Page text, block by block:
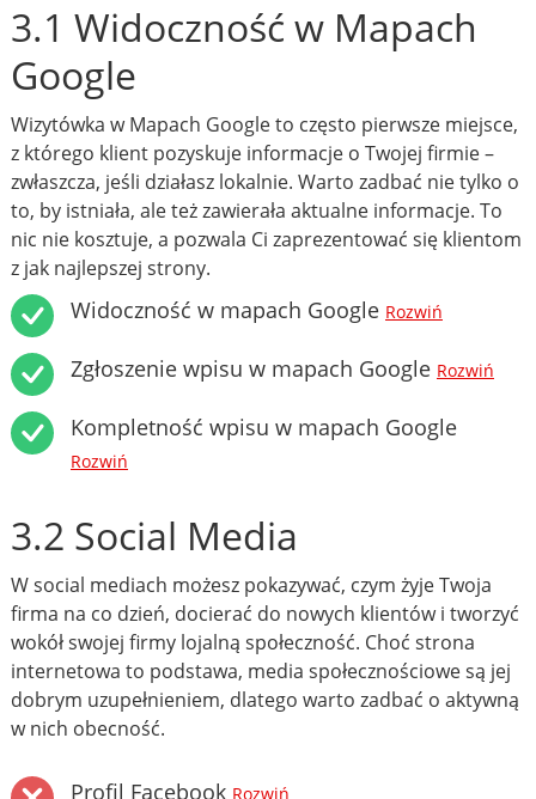
3.1 Widoczność w Mapach
Google
Wizytówka w Mapach Google to często pierwsze miejsce,
z którego klient pozyskuje informacje o Twojej firmie –
zwłaszcza, jeśli działasz lokalnie. Warto zadbać nie tylko o
to, by istniała, ale też zawierała aktualne informacje. To
nic nie kosztuje, a pozwala Ci zaprezentować się klientom
z jak najlepszej strony.
Widoczność w mapach Google Rozwiń
Zgłoszenie wpisu w mapach Google Rozwiń
Kompletność wpisu w mapach Google
Rozwiń
3.2 Social Media
W social mediach możesz pokazywać, czym żyje Twoja
firma na co dzień, docierać do nowych klientów i tworzyć
wokół swojej firmy lojalną społeczność. Choć strona
internetowa to podstawa, media społecznościowe są jej
dobrym uzupełnieniem, dlatego warto zadbać o aktywną
w nich obecność.
Profil Facebook